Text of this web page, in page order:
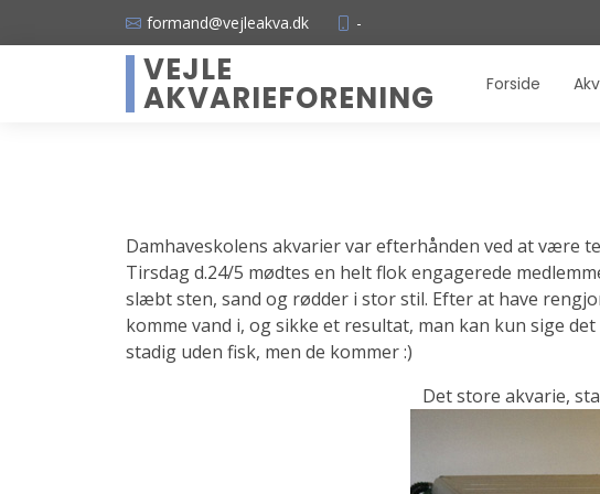
formand@vejleakva.dk -
VEJLE
AKVARIEFORENING Forside
Damhaveskolens akvarier var efterhånden ved at være
Tirsdag d.24/5 mødtes en helt flok engagerede
slæbt sten, sand og rødder i stor stil. Efter at have
komme vand i, og sikke et resultat, man kan kun sige
stadig uden fisk, men de kommer :)
Det store akvarie,